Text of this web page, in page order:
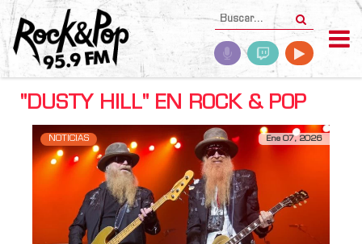
"DUSTY HILL" EN ROCK & POP
NOTICIAS Ene 07, 2026